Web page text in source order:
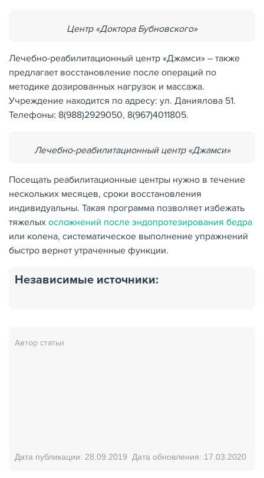
Центр «Доктора Бубновского»
Лечебно-реабилитационный центр «Джамси» – также
предлагает восстановление после операций по
методике дозированных нагрузок и массажа.
Учреждение находится по адресу: ул. Даниялова 51.
Телефоны: 8(988)2929050, 8(967)4011805.
Лечебно-реабилитационный центр «Джамси»
Посещать реабилитационные центры нужно в течение
нескольких месяцев, сроки восстановления
индивидуальны. Такая программа позволяет избежать
тяжелых осложнений после эндопротезирования бедра
или колена, систематическое выполнение упражнений
быстро вернет утраченные функции.
Независимые источники:
Автор статьи
Дата публикации: 28.09.2019 Дата обновления: 17.03.2020